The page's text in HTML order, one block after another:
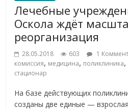
Лечебные
Оскола ждёт
реорганизация
28.05.2018 603 1
комиссия, медицина, поликлиника,
стационар
На базе действующих
созданы две единые —